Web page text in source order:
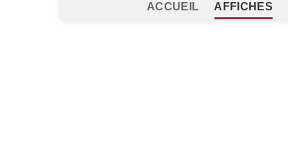
ACCUEIL AFFICHES